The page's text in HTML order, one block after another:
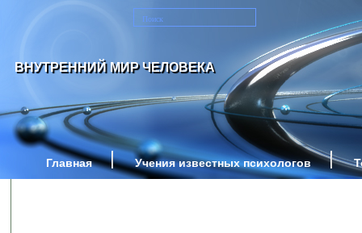
ВНУТРЕННИЙ МИР ЧЕЛОВЕКА
Главная Учения известных психологов